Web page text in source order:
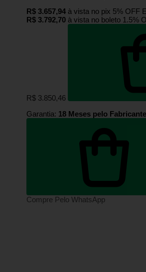
R$ 3.657,94 à vista no pix 5% OFF
R$ 3.792,70 à vista no boleto 1.5%
R$ 3.850,46
Garantia: 18 Meses pelo Fabricante
Compre Pelo WhatsApp